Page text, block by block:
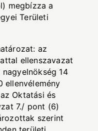
megbízza a
Területi
az
ellenszavazat
14
ellenvélemény
Oktatási és
7./ pont (6)
szerint